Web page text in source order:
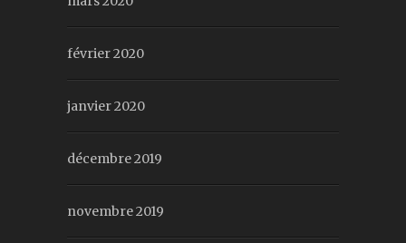
février 2020
janvier 2020
décembre 2019
novembre 2019